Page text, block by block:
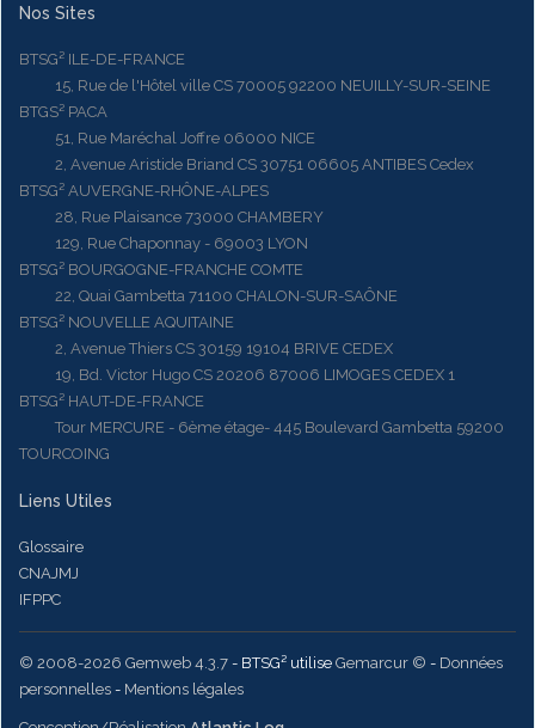
Nos Sites
BTSG² ILE-DE-FRANCE
15, Rue de l'Hôtel ville CS 70005 92200 NEUILLY-SUR-SEINE
BTGS² PACA
51, Rue Maréchal Joffre 06000 NICE
2, Avenue Aristide Briand CS 30751 06605 ANTIBES Cedex
BTSG² AUVERGNE-RHÔNE-ALPES
28, Rue Plaisance 73000 CHAMBERY
129, Rue Chaponnay - 69003 LYON
BTSG² BOURGOGNE-FRANCHE COMTE
22, Quai Gambetta 71100 CHALON-SUR-SAÔNE
BTSG² NOUVELLE AQUITAINE
2, Avenue Thiers CS 30159 19104 BRIVE CEDEX
19, Bd. Victor Hugo CS 20206 87006 LIMOGES CEDEX 1
BTSG² HAUT-DE-FRANCE
Tour MERCURE - 6ème étage- 445 Boulevard Gambetta 59200
TOURCOING
Liens Utiles
Glossaire
CNAJMJ
IFPPC
© 2008-2026 Gemweb 4.3.7 - BTSG² utilise Gemarcur © - Données
personnelles - Mentions légales